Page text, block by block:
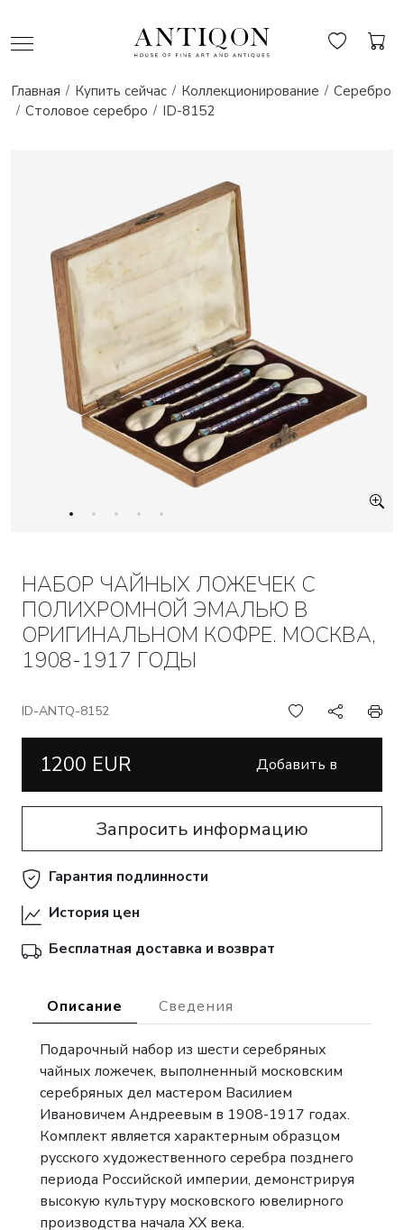
Главная Купить сейчас Коллекционирование
Серебро
Столовое серебро
ID-8152
НАБОР ЧАЙНЫХ ЛОЖЕЧЕК С
ПОЛИХРОМНОЙ ЭМАЛЬЮ В
ОРИГИНАЛЬНОМ КОФРЕ. МОСКВА,
1908-1917 ГОДЫ
ID-ANTQ-8152
1200 EUR Добавить в
корзину
Запросить информацию
Гарантия подлинности
История цен
Бесплатная доставка и возврат
Описание Сведения
Подарочный набор из шести серебряных
чайных ложечек, выполненный московским
серебряных дел мастером Василием
Ивановичем Андреевым в 1908-1917 годах.
Комплект является характерным образцом
русского художественного серебра позднего
периода Российской империи, демонстрируя
высокую культуру московского ювелирного
производства начала XX века.